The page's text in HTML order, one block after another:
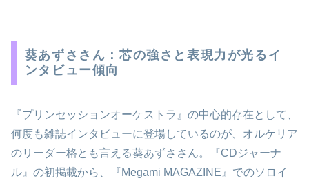
葵あずささん：芯の強さと表現力が光るイ
ンタビュー傾向
『プリンセッションオーケストラ』の中心的存在として、
何度も雑誌インタビューに登場しているのが、オルケリア
のリーダー格とも言える葵あずささん。『CDジャーナ
ル』の初掲載から、『Megami MAGAZINE』でのソロイ